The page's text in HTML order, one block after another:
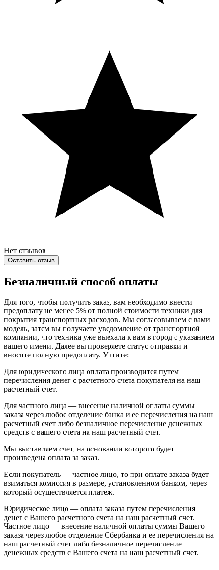
Нет отзывов
Оставить отзыв
Безналичный способ оплаты
Для того, чтобы получить заказ, вам необходимо внести
предоплату не менее 5% от полной стоимости техники для
покрытия транспортных расходов. Мы согласовываем с вами
модель, затем вы получаете уведомление от транспортной
компании, что техника уже выехала к вам в город с указанием
вашего имени. Далее вы проверяете статус отправки и
вносите полную предоплату. Учтите:
Для юридического лица оплата производится путем
перечисления денег с расчетного счета покупателя на наш
расчетный счет.
Для частного лица — внесение наличной оплаты суммы
заказа через любое отделение банка и ее перечисления на наш
расчетный счет либо безналичное перечисление денежных
средств с вашего счета на наш расчетный счет.
Мы выставляем счет, на основании которого будет
произведена оплата за заказ.
Если покупатель — частное лицо, то при оплате заказа будет
взиматься комиссия в размере, установленном банком, через
который осуществляется платеж.
Юридическое лицо — оплата заказа путем перечисления
денег с Вашего расчетного счета на наш расчетный счет.
Частное лицо — внесение наличной оплаты суммы Вашего
заказа через любое отделение Сбербанка и ее перечисления на
наш расчетный счет либо безналичное перечисление
денежных средств с Вашего счета на наш расчетный счет.